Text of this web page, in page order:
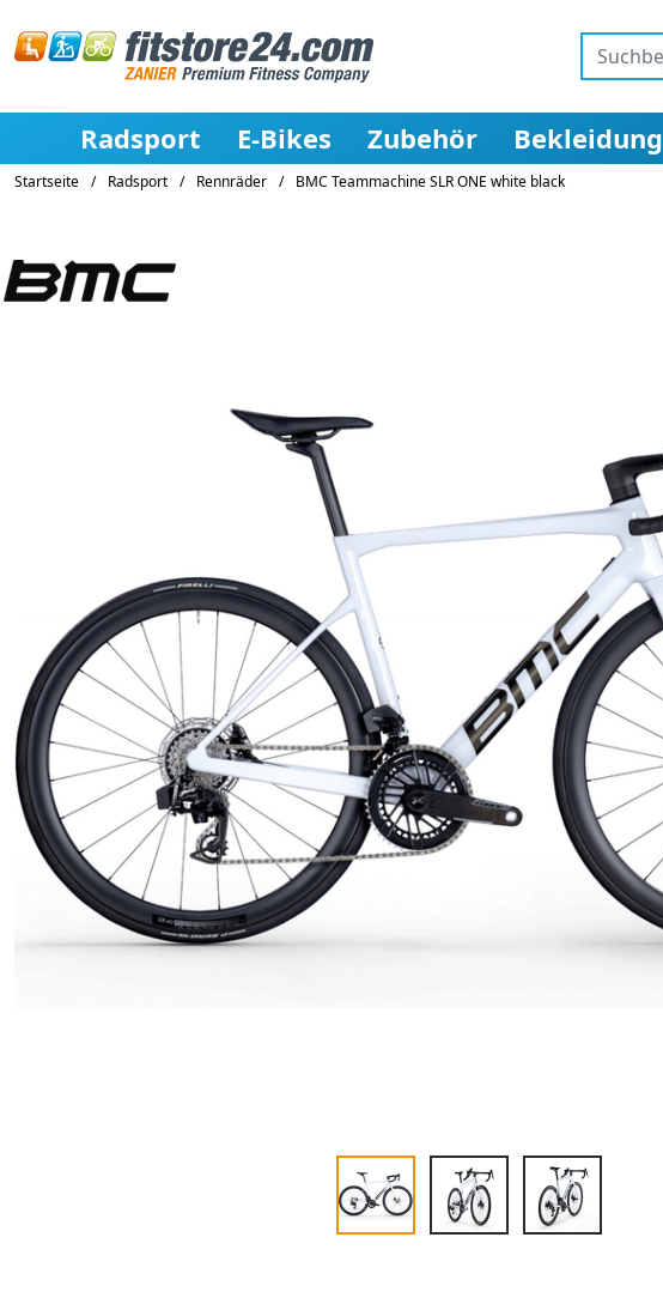
Radsport E-Bikes Zubehör Bekleidung
Startseite / Radsport / Rennräder / BMC Teammachine SLR ONE white black